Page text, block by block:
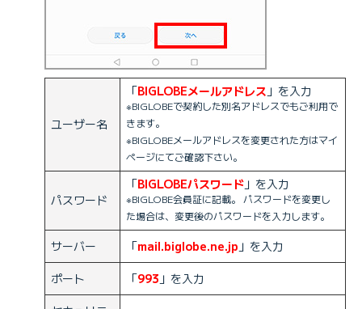
ユーザー名
「BIGLOBEメールアドレス 」を入力
※BIGLOBEで契約した別名アドレスでもご利用で
きます。
※BIGLOBEメールアドレスを変更された方はマイ
ページにてご確認下さい。
パスワード
「BIGLOBEパスワード 」を入力
※BIGLOBE会員証に記載。 パスワードを変更し
た場合は、変更後のパスワードを入力します。
サーバー 「mail.biglobe.ne.jp 」を入力
ポート
「993 」を入力